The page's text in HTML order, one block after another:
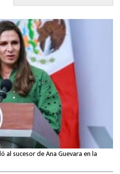
al sucesor de Ana Guevara en la